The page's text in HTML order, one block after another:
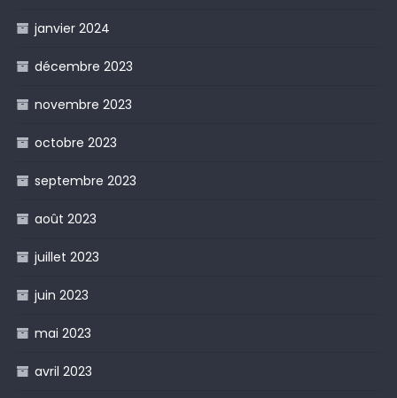
janvier 2024
décembre 2023
novembre 2023
octobre 2023
septembre 2023
août 2023
juillet 2023
juin 2023
mai 2023
avril 2023